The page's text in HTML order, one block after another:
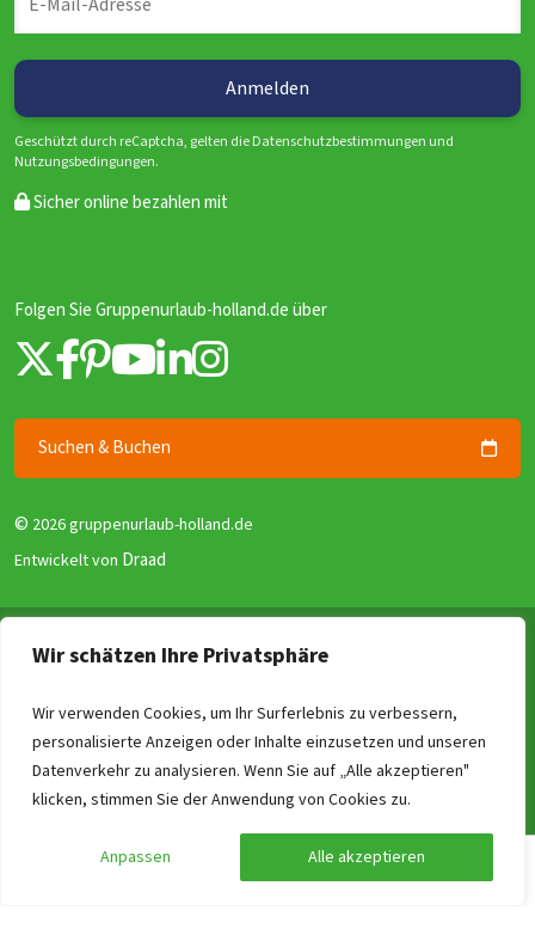
Wir schätzen Ihre Privatsphäre
Wir verwenden Cookies, um Ihr Surferlebnis zu verbessern,
personalisierte Anzeigen oder Inhalte einzusetzen und unseren
Datenverkehr zu analysieren. Wenn Sie auf „Alle akzeptieren"
klicken, stimmen Sie der Anwendung von Cookies zu.
Anpassen Alle akzeptieren
Preis berechnen
Geschützt durch reCaptcha, gelten die Datenschutzbestimmungen und
Nutzungsbedingungen.
Sicher online bezahlen mit
Folgen Sie Gruppenurlaub-holland.de über
Suchen & Buchen
© 2026 gruppenurlaub-holland.de
Entwickelt von Draad
Garantie für Gruppenunterkünfte (GGG)
Disclaimer
Reviewrichtlinien
Löschen Vergleichen